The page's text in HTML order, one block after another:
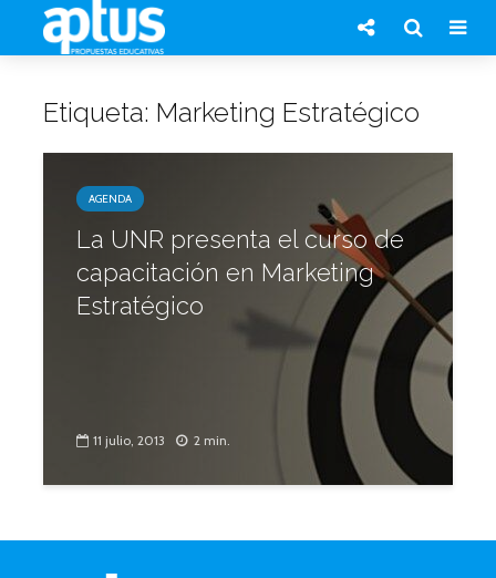
Etiqueta: Marketing Estratégico
AGENDA
La UNR presenta el curso de
capacitación en Marketing
Estratégico
11 julio, 2013 2 min.